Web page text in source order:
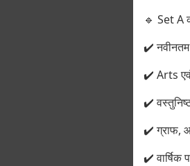
🔹 Set A
✔️
✔️ Arts एवं
✔️
✔️ ग्राफ,
✔️ वार्षिक